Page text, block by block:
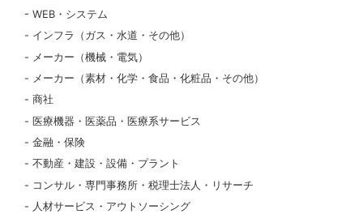
WEB・システム
インフラ（ガス・水道・その他）
メーカー（機械・電気）
メーカー（素材・化学・食品・化粧品・その他）
商社
医療機器・医薬品・医療系サービス
金融・保険
不動産・建設・設備・プラント
コンサル・専門事務所・税理士法人・リサーチ
人材サービス・アウトソーシング